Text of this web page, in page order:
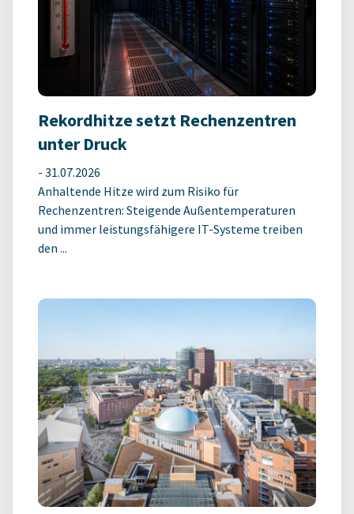
Rekordhitze setzt Rechenzentren
unter Druck
- 31.07.2026
Anhaltende Hitze wird zum Risiko für
Rechenzentren: Steigende Außentemperaturen
und immer leistungsfähigere IT-Systeme treiben
den ...